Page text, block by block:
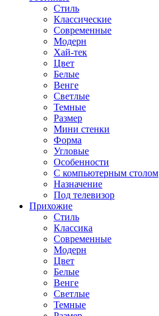
Стиль
Классические
Современные
Модерн
Хай-тек
Цвет
Белые
Венге
Светлые
Темные
Размер
Мини стенки
Форма
Угловые
Особенности
С компьютерным столом
Назначение
Под телевизор
Прихожие
Стиль
Классика
Современные
Модерн
Цвет
Белые
Венге
Светлые
Темные